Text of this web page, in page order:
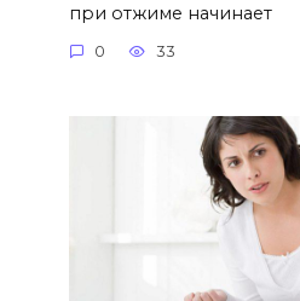
при отжиме начинает
0 33